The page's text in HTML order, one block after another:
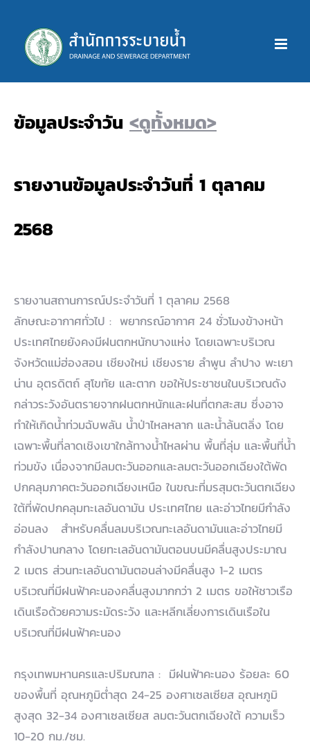
content
ข้อมูลประจำวัน <ดูทั้งหมด>
รายงานข้อมูลประจำวันที่ 1 ตุลาคม
2568
รายงานสถานการณ์ประจำวันที่ 1 ตุลาคม 2568
ลักษณะอากาศทั่วไป : พยากรณ์อากาศ 24 ชั่วโมงข้างหน้า
ประเทศไทยยังคงมีฝนตกหนักบางแห่ง โดยเฉพาะบริเวณ
จังหวัดแม่ฮ่องสอน เชียงใหม่ เชียงราย ลำพูน ลำปาง พะเยา
น่าน อุตรดิตถ์ สุโขทัย และตาก ขอให้ประชาชนในบริเวณดัง
กล่าวระวังอันตรายจากฝนตกหนักและฝนที่ตกสะสม ซึ่งอาจ
ทำให้เกิดน้ำท่วมฉับพลัน น้ำป่าไหลหลาก และน้ำล้นตลิ่ง โดย
เฉพาะพื้นที่ลาดเชิงเขาใกล้ทางน้ำไหลผ่าน พื้นที่ลุ่ม และพื้นที่น้ำ
ท่วมขัง เนื่องจากมีลมตะวันออกและลมตะวันออกเฉียงใต้พัด
ปกคลุมภาคตะวันออกเฉียงเหนือ ในขณะที่มรสุมตะวันตกเฉียง
ใต้ที่พัดปกคลุมทะเลอันดามัน ประเทศไทย และอ่าวไทยมีกำลัง
อ่อนลง สำหรับคลื่นลมบริเวณทะเลอันดามันและอ่าวไทยมี
กำลังปานกลาง โดยทะเลอันดามันตอนบนมีคลื่นสูงประมาณ
2 เมตร ส่วนทะเลอันดามันตอนล่างมีคลื่นสูง 1-2 เมตร
บริเวณที่มีฝนฟ้าคะนองคลื่นสูงมากกว่า 2 เมตร ขอให้ชาวเรือ
เดินเรือด้วยความระมัดระวัง และหลีกเลี่ยงการเดินเรือใน
บริเวณที่มีฝนฟ้าคะนอง
กรุงเทพมหานครและปริมณฑล : มีฝนฟ้าคะนอง ร้อยละ 60
ของพื้นที่ อุณหภูมิต่ำสุด 24-25 องศาเซลเซียส อุณหภูมิ
สูงสุด 32-34 องศาเซลเซียส ลมตะวันตกเฉียงใต้ ความเร็ว
10-20 กม./ชม.